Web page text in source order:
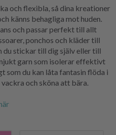
och flexibla, så dina kreationer
känns behagliga mot huden.
och passar perfekt till allt
ponchos och kläder till
du stickar till dig själv eller till
garn som isolerar effektivt
som du kan låta fantasin flöda i
och sköna att bära.